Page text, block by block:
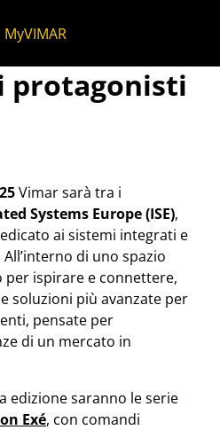
MyVIMAR
a
protagonisti
Vimar sarà tra i
Systems Europe (ISE),
ai sistemi integrati e
di uno spazio
ispirare e connettere,
soluzioni più avanzate per
pensate per
di un mercato in
edizione saranno le serie
Exé, con comandi